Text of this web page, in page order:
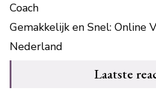
Coach
Gemakkelijk en Snel: Online
Nederland
Laatste